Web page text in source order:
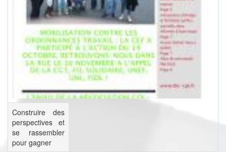
Construire des
perspectives et
se rassembler
pour gagner